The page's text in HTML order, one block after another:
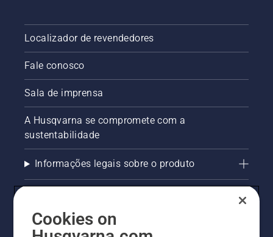
Localizador de revendedores
Fale conosco
Sala de imprensa
A Husqvarna se compromete com a
sustentabilidade
Informações legais sobre o produto
Outros sites Husqvarna
Cookies on